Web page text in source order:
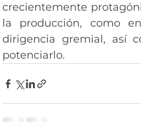
crecientemente
la producción, como
dirigencia gremial, así
potenciarlo.